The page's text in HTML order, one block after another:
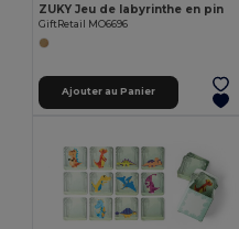
ZUKY Jeu de labyrinthe en pin
GiftRetail MO6696
Ajouter au Panier